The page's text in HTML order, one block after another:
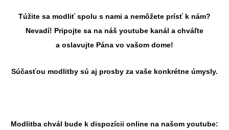
Túžite sa modliť spolu s nami a nemôžete prísť k nám?
Nevadí! Pripojte sa na náš youtube kanál a chváľte
a oslavujte Pána vo vašom dome!
Súčasťou modlitby sú aj prosby za vaše konkrétne úmysly.
Modlitba chvál bude k dispozícii online na našom youtube: